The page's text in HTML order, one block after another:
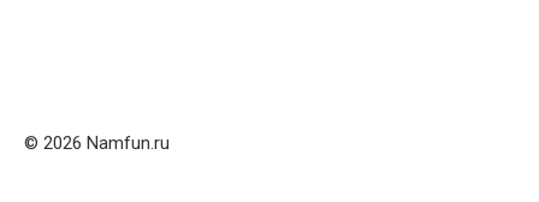
© 2026 Namfun.ru